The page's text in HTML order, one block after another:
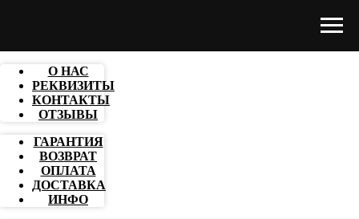
О НАС
РЕКВИЗИТЫ
КОНТАКТЫ
ОТЗЫВЫ
ГАРАНТИЯ
ВОЗВРАТ
ОПЛАТА
ДОСТАВКА
ИНФО